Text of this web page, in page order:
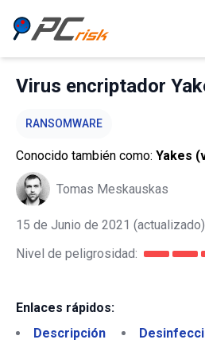
Virus encriptador
RANSOMWARE
Conocido también como: Yakes
Tomas Meskauskas
15 de Junio de 2021 (actualizado)
Nivel de peligrosidad:
Enlaces rápidos:
Descripción